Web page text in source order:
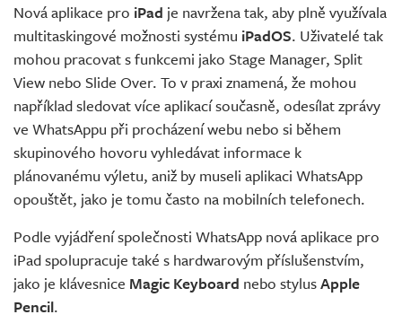
Nová aplikace pro iPad je navržena tak, aby plně využívala
multitaskingové možnosti systému iPadOS. Uživatelé tak
mohou pracovat s funkcemi jako Stage Manager, Split
View nebo Slide Over. To v praxi znamená, že mohou
například sledovat více aplikací současně, odesílat zprávy
ve WhatsAppu při procházení webu nebo si během
skupinového hovoru vyhledávat informace k
plánovanému výletu, aniž by museli aplikaci WhatsApp
opouštět, jako je tomu často na mobilních telefonech.
Podle vyjádření společnosti WhatsApp nová aplikace pro
iPad spolupracuje také s hardwarovým příslušenstvím,
jako je klávesnice Magic Keyboard nebo stylusApple
Pencil.